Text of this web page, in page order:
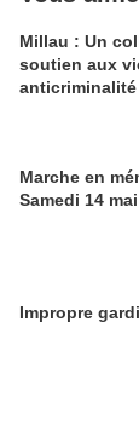
Millau : Un
soutien aux
Marche en
Samedi 14
Impropre